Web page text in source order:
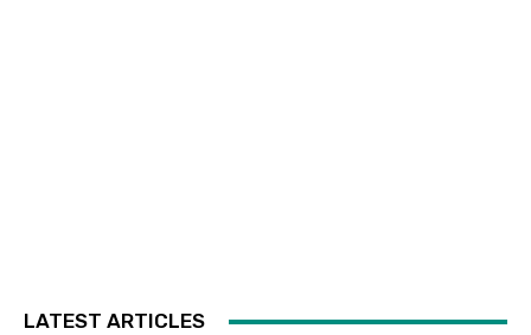
LATEST ARTICLES